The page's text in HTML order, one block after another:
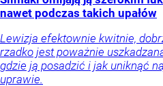
nawet podczas takich upałów
Lewizja efektownie kwitnie,
rzadko jest poważnie
gdzie ją posadzić i jak uniknąć
uprawie.